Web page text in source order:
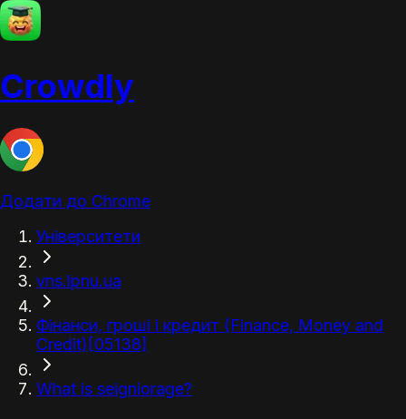
Crowdly
Додати до Chrome
Університети
vns.lpnu.ua
Фінанси, гроші і кредит (Finance, Money and
Credit)[05138]
What is seigniorage?